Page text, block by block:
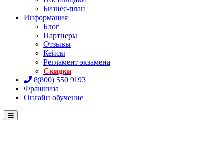
Бизнес-план
Информация
Блог
Партнеры
Отзывы
Кейсы
Регламент экзамена
Скидки
8(800) 550 9193
Франшиза
Онлайн обучение
Menu